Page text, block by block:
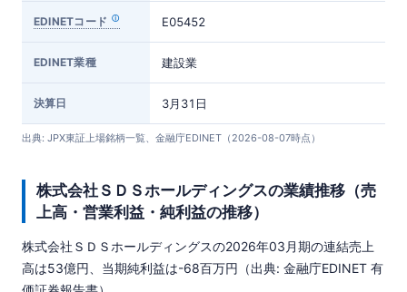
EDINETコード E05452
EDINET業種 建設業
決算日 3月31日
出典: JPX東証上場銘柄一覧、金融庁EDINET（2026-08-07時点）
株式会社ＳＤＳホールディングスの業績推移（売
上高・営業利益・純利益の推移）
株式会社ＳＤＳホールディングスの2026年03月期の連結売上
高は53億円、当期純利益は-68百万円（出典: 金融庁EDINET 有